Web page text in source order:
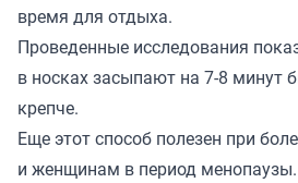
время для отдыха.
Проведенные исследования
в носках засыпают на 7-8 минут
крепче.
Еще этот способ полезен при
и женщинам в период менопаузы.